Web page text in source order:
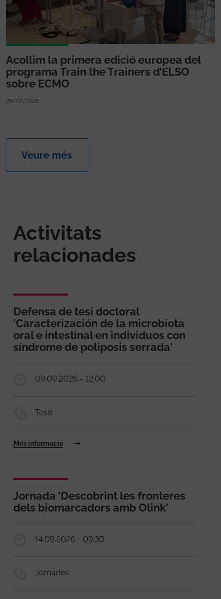
Acollim la primera edició europea del
programa Train the Trainers d’ELSO
sobre ECMO
28/07/2026
Veure més
Activitats
relacionades
Defensa de tesi doctoral
'Caracterización de la microbiota
oral e intestinal en individuos con
síndrome de poliposis serrada'
09.09.2026 - 12:00
Tesis
Més informació
Jornada 'Descobrint les fronteres
dels biomarcadors amb Olink'
14.09.2026 - 09:30
Jornades